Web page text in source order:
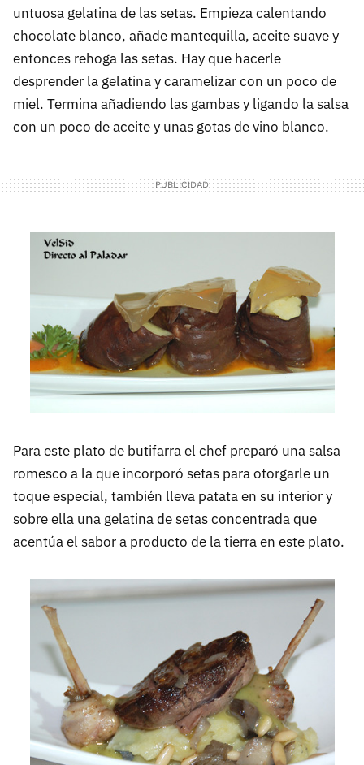
untuosa gelatina de las setas. Empieza calentando
chocolate blanco, añade mantequilla, aceite suave y
entonces rehoga las setas. Hay que hacerle
desprender la gelatina y caramelizar con un poco de
miel. Termina añadiendo las gambas y ligando la salsa
con un poco de aceite y unas gotas de vino blanco.
Para este plato de butifarra el chef preparó una salsa
romesco a la que incorporó setas para otorgarle un
toque especial, también lleva patata en su interior y
sobre ella una gelatina de setas concentrada que
acentúa el sabor a producto de la tierra en este plato.